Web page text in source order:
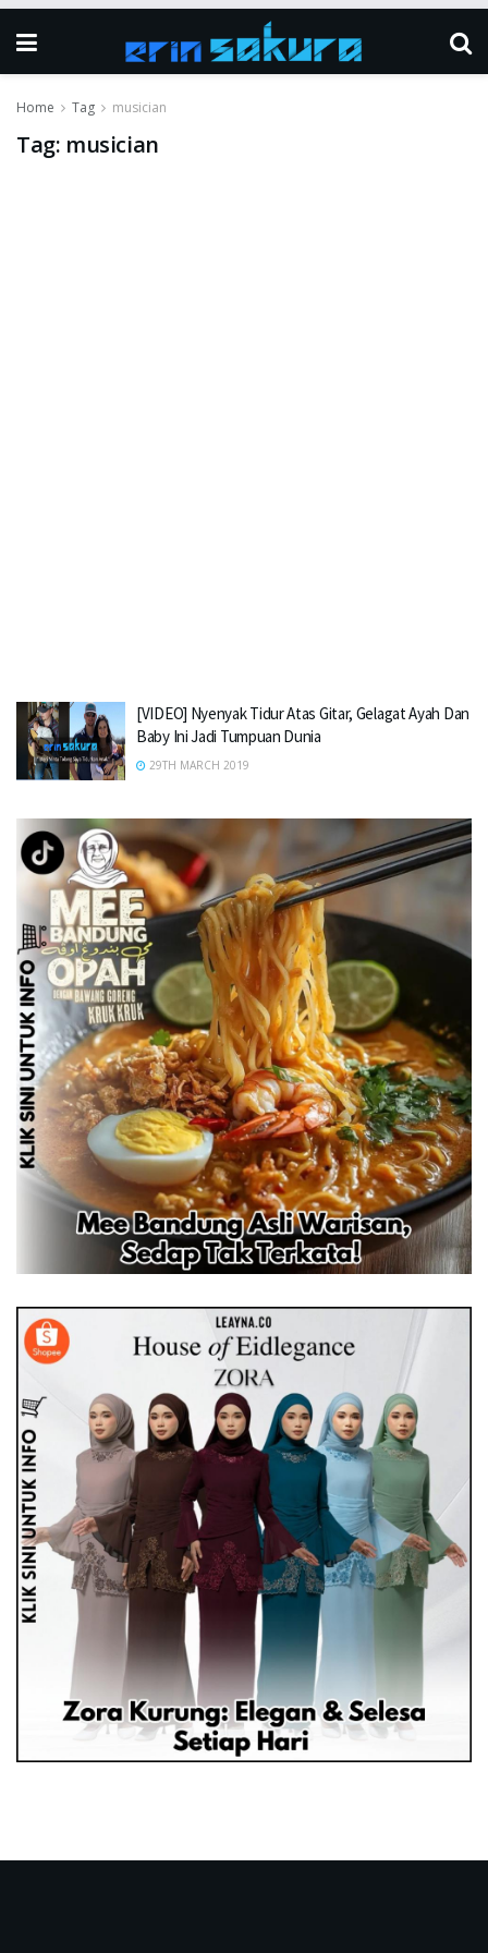
Home Tag musician
Tag: musician
[VIDEO] Nyenyak Tidur Atas Gitar, Gelagat Ayah Dan
Baby Ini Jadi Tumpuan Dunia
29TH MARCH 2019